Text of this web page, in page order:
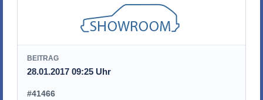
BEITRAG
28.01.2017 09:25 Uhr
#41466